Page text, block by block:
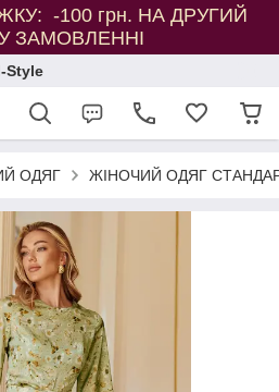
-100 грн. НА ДРУГИЙ
ЗАМОВЛЕННІ
Style
ОДЯГ ЖІНОЧИЙ ОДЯГ